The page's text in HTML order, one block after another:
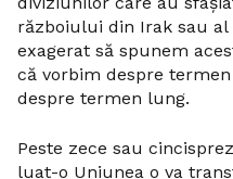
războiului din Irak sau
exagerat să spunem
că vorbim despre
despre termen lung.
Peste zece sau
luat-o Uniunea o va